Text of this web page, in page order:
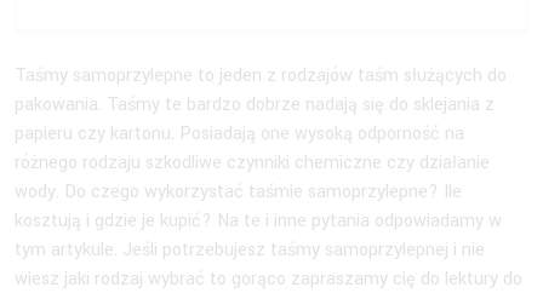
Taśmy samoprzylepne to jeden z rodzajów taśm służących do
pakowania. Taśmy te bardzo dobrze nadają się do sklejania z
papieru czy kartonu. Posiadają one wysoką odporność na
różnego rodzaju szkodliwe czynniki chemiczne czy działanie
wody. Do czego wykorzystać taśmie samoprzylepne? Ile
kosztują i gdzie je kupić? Na te i inne pytania odpowiadamy w
tym artykule. Jeśli potrzebujesz taśmy samoprzylepnej i nie
wiesz jaki rodzaj wybrać to gorąco zapraszamy cię do lektury do